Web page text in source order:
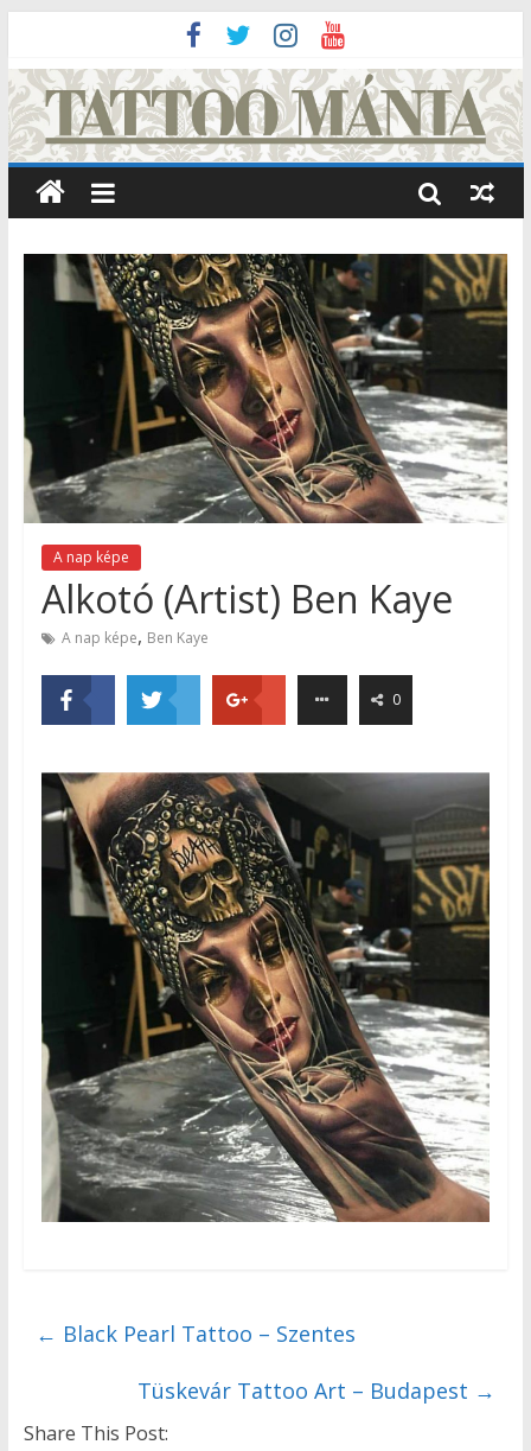
A nap képe
Alkotó (Artist) Ben Kaye
A nap képe, Ben Kaye
0
← Black Pearl Tattoo – Szentes
Tüskevár Tattoo Art – Budapest →
Share This Post: